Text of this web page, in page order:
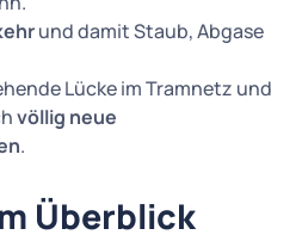
und damit Staub, Abgase
Lücke im Tramnetz und
völlig neue
.
Überblick